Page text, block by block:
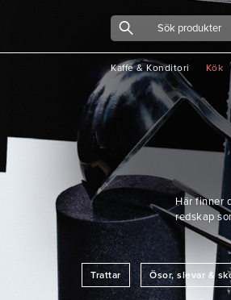
Kaffe & Konditori Kök
Här finner
redskap
Trattar Ösor, slevar &